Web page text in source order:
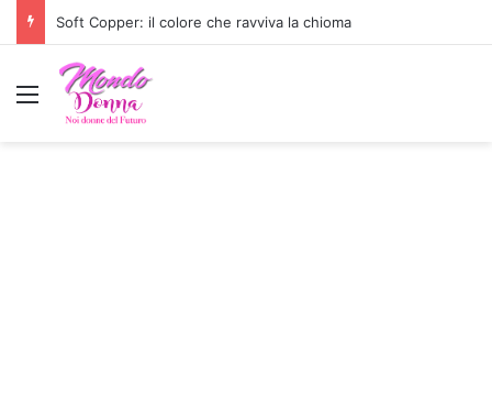
Soft Copper: il colore che ravviva la chioma
Menu